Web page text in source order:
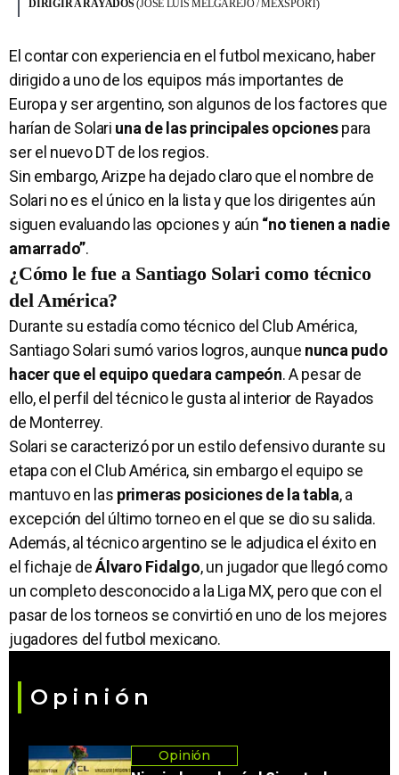
DIRIGIR A RAYADOS(JOSE LUIS MELGAREJO / MEXSPORT)
El contar con experiencia en el futbol mexicano, haber
dirigido a uno de los equipos más importantes de
Europa y ser argentino, son algunos de los factores que
harían de Solari una de las principales opcionespara
ser el nuevo DT de los regios.
Sin embargo, Arizpe ha dejado claro que el nombre de
Solari no es el único en la lista y que los dirigentes aún
siguen evaluando las opciones y aún “no tienen a nadie
amarrado”.
¿Cómo le fue a Santiago Solari como técnico
del América?
Durante su estadía como técnico del Club América,
Santiago Solari sumó varios logros, aunque nunca pudo
hacer que el equipo quedara campeón. A pesar de
ello, el perfil del técnico le gusta al interior de Rayados
de Monterrey.
Solari se caracterizó por un estilo defensivo durante su
etapa con el Club América, sin embargo el equipo se
mantuvo en las primeras posiciones de la tabla, a
excepción del último torneo en el que se dio su salida.
Además, al técnico argentino se le adjudica el éxito en
el fichaje deÁlvaro Fidalgo, un jugador que llegó como
un completo desconocido a la Liga MX, pero que con el
pasar de los torneos se convirtió en uno de los mejores
jugadores del futbol mexicano.
Opinión
Opinión